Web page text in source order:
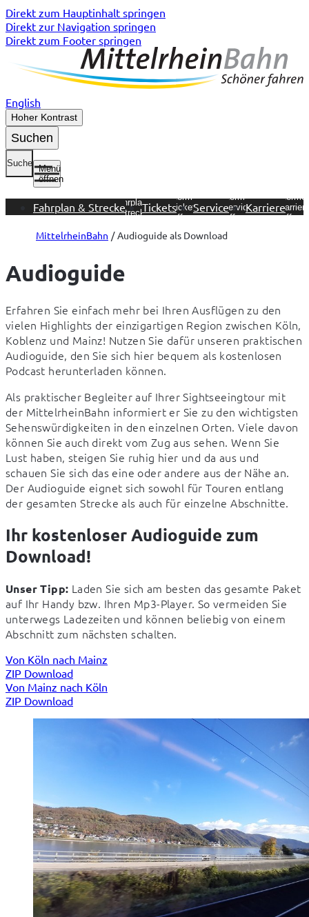
Direkt zum Hauptinhalt springen
Direkt zur Navigation springen
Direkt zum Footer springen
English
Hoher Kontrast
Suchen
Suche
Menü
öffnen
Fahrplan & StreckeFahrplan &
StreckeTickets
Untermenü
Tickets
öffnen
Service
Untermenü
Service
öffnen
KarriereKarriere
öffnen
MittelrheinBahn Audioguide als Download
Audioguide
Erfahren Sie einfach mehr bei Ihren Ausflügen zu den
vielen Highlights der einzigartigen Region zwischen Köln,
Koblenz und Mainz! Nutzen Sie dafür unseren praktischen
Audioguide, den Sie sich hier bequem als kostenlosen
Podcast herunterladen können.
Als praktischer Begleiter auf Ihrer Sightseeingtour mit
der MittelrheinBahn informiert er Sie zu den wichtigsten
Sehenswürdigkeiten in den einzelnen Orten. Viele davon
können Sie auch direkt vom Zug aus sehen. Wenn Sie
Lust haben, steigen Sie ruhig hier und da aus und
schauen Sie sich das eine oder andere aus der Nähe an.
Der Audioguide eignet sich sowohl für Touren entlang
der gesamten Strecke als auch für einzelne Abschnitte.
Ihr kostenloser Audioguide zum
Download!
Unser Tipp: Laden Sie sich am besten das gesamte Paket
auf Ihr Handy bzw. Ihren Mp3-Player. So vermeiden Sie
unterwegs Ladezeiten und können beliebig von einem
Abschnitt zum nächsten schalten.
Von Köln nach Mainz
ZIP Download
Von Mainz nach Köln
ZIP Download